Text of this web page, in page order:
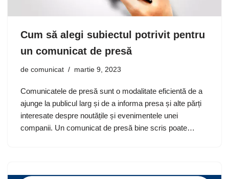
Cum să alegi subiectul potrivit pentru
un comunicat de presă
de comunicat martie 9, 2023
Comunicatele de presă sunt o modalitate eficientă de a
ajunge la publicul larg și de a informa presa și alte părți
interesate despre noutățile și evenimentele unei
companii. Un comunicat de presă bine scris poate…